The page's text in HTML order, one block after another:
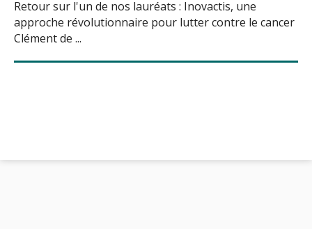
Retour sur l'un de nos lauréats : Inovactis, une
approche révolutionnaire pour lutter contre le cancer
Clément de ...